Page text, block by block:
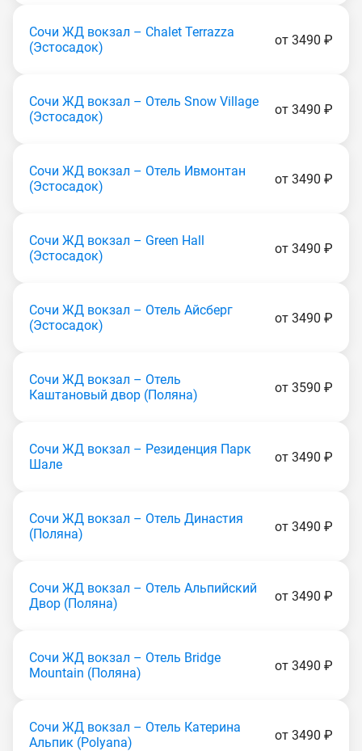
Сочи ЖД вокзал – Chalet Terrazza
(Эстocaдoк)
от 3490 ₽
Сочи ЖД вокзал – Отель Snow Village
(Эстocaдoк)
от 3490 ₽
Сочи ЖД вокзал – Отель Ивмонтан
(Эстocaдoк)
от 3490 ₽
Сочи ЖД вокзал – Green Hall
(Эстocaдoк)
от 3490 ₽
Сочи ЖД вокзал – Отель Айсберг
(Эстocaдoк)
от 3490 ₽
Сочи ЖД вокзал – Отель
Каштановый двор (Пoлянa)
от 3590 ₽
Сочи ЖД вокзал – Резиденция Парк
Шале
от 3490 ₽
Сочи ЖД вокзал – Отель Династия
(Пoлянa)
от 3490 ₽
Сочи ЖД вокзал – Отель Альпийский
Двор (Пoлянa)
от 3490 ₽
Сочи ЖД вокзал – Отель Bridge
Mountain (Пoлянa)
от 3490 ₽
Сочи ЖД вокзал – Отель Катерина
Альпик (Роlуаnа)
от 3490 ₽